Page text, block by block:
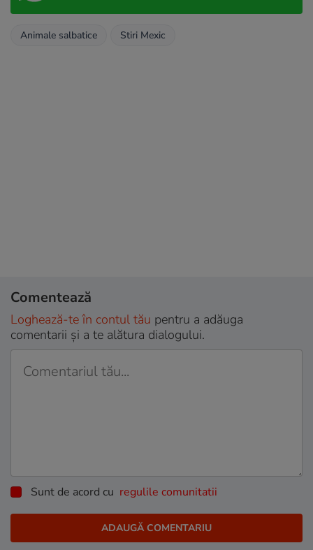
Animale salbatice Stiri Mexic
Comentează
Loghează-te în contul tău pentru a adăuga
comentarii și a te alătura dialogului.
Sunt de acord cu regulile comunitatii